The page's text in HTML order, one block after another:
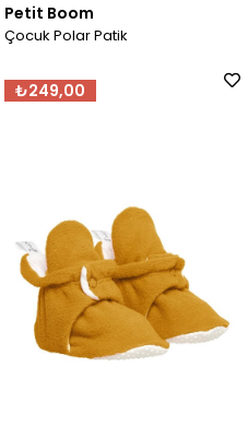
Petit Boom
Çocuk Polar Patik
₺249,00